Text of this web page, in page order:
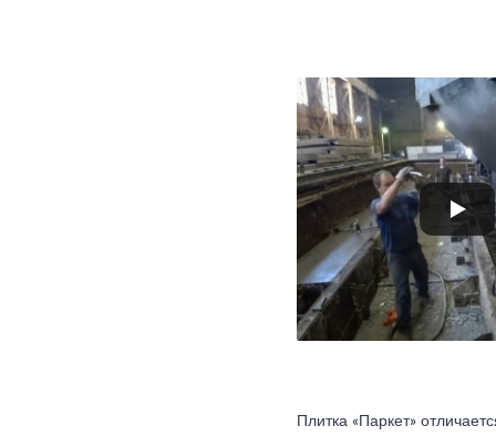
Плитка «Паркет»